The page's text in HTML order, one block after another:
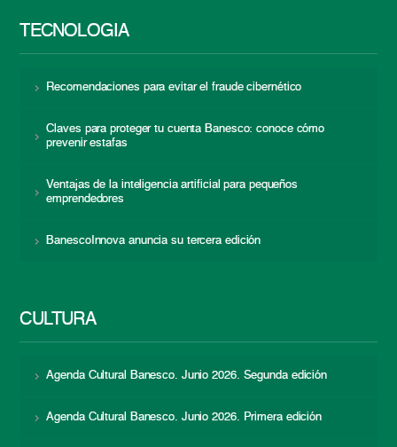
TECNOLOGÍA
Recomendaciones para evitar el fraude cibernético
Claves para proteger tu cuenta Banesco: conoce cómo
prevenir estafas
Ventajas de la inteligencia artificial para pequeños
emprendedores
BanescoInnova anuncia su tercera edición
CULTURA
Agenda Cultural Banesco. Junio 2026. Segunda edición
Agenda Cultural Banesco. Junio 2026. Primera edición